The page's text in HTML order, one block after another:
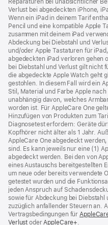
Verlust bei abgedeckten iPhone,
Wenn ein iPad in deinem Tarif
Pencil und eine kompatible Apple
zusammen mit deinem iPad
Abdeckung bei Diebstahl und
und/oder Apple Tastaturen für
abgedeckten iPad verloren gehen
bei Diebstahl und Verlust gilt nicht
die abgedeckte Apple Watch geht
gestohlen. In diesem Fall wird ein
Stil, Material und Farbe Apple
unabhängig davon, welches
worden ist. Für AppleCare One
Hinzufügen von Produkten zum
Diagnosetest erfordern: Geräte
Kopfhörer nicht älter als 1 Jahr.
AppleCare One abgedeckt
sind. Es kann jeweils nur eine (1)
abgedeckt werden. Bei den von
eines Austauschs bereitgestellten
um neue oder bereits verwendete
getestet wurden und die
jeden Anspruch auf
sowie für Abdeckung bei Diebstahl
zuzüglich anfallender Steuern an.
Vertragsbedingungen für
Verlust (Öffnet
oder AppleCare+